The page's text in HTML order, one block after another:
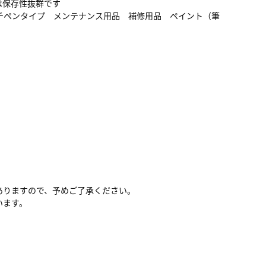
存性抜群です
ンタイプ メンテナンス用品 補修用品 ペイント（筆
ますので、予めご了承ください。
す。